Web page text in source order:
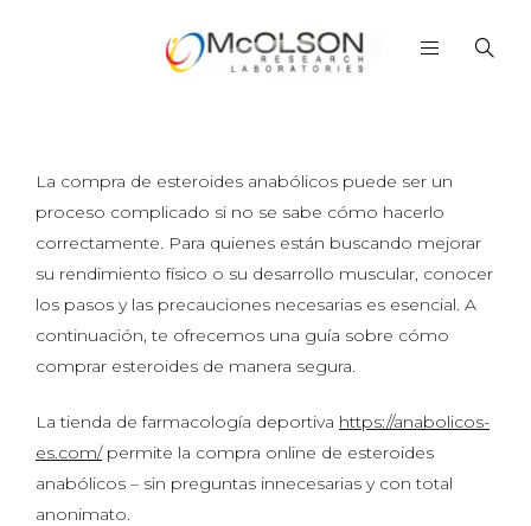
La compra de esteroides anabólicos puede ser un
proceso complicado si no se sabe cómo hacerlo
correctamente. Para quienes están buscando mejorar
su rendimiento físico o su desarrollo muscular, conocer
los pasos y las precauciones necesarias es esencial. A
continuación, te ofrecemos una guía sobre cómo
comprar esteroides de manera segura.
La tienda de farmacología deportiva https://anabolicos-
es.com/permite la compra online de esteroides
anabólicos – sin preguntas innecesarias y con total
anonimato.